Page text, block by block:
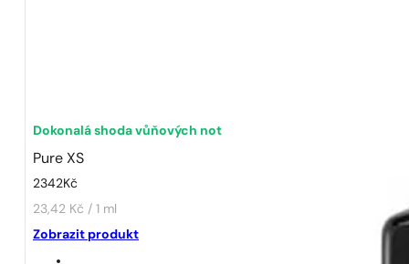
Dokonalá shoda vůňových not
Pure XS
2342Kč
23,42 Kč / 1 ml
Zobrazit produkt